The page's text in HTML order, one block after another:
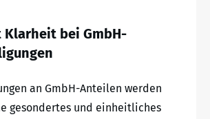
Klarheit bei GmbH-
an GmbH-Anteilen werden
gesondertes und einheitliches